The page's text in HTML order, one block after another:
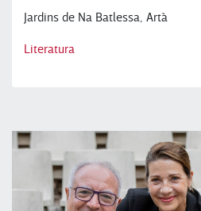
Jardins de Na Batlessa, Artà
Literatura